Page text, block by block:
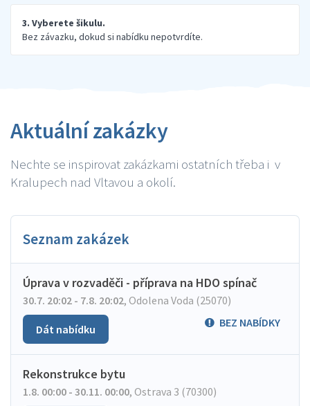
3. Vyberete šikulu.
Bez závazku, dokud si nabídku nepotvrdíte.
Aktuální zakázky
Nechte se inspirovat zakázkami ostatních třeba i v
Kralupech nad Vltavou a okolí.
Seznam zakázek
Úprava v rozvaděči - příprava na HDO spínač
30.7. 20:02 - 7.8. 20:02, Odolena Voda (25070)
BEZ NABÍDKY
Dát nabídku
Rekonstrukce bytu
1.8. 00:00 - 30.11. 00:00, Ostrava 3 (70300)